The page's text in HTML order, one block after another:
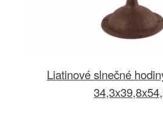
Liatinové slnečné